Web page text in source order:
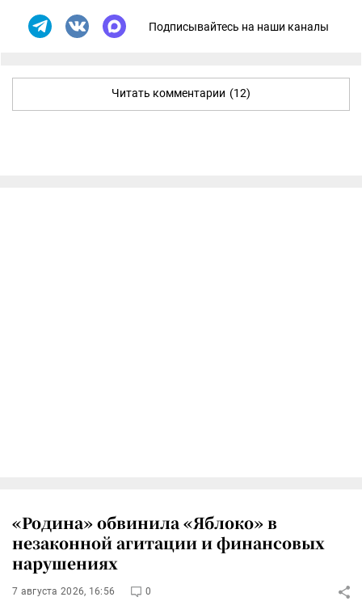
Подписывайтесь на наши каналы
Читать комментарии (12)
«Родина» обвинила «Яблоко» в
незаконной агитации и финансовых
нарушениях
7 августа 2026, 16:56 0